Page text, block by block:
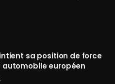
sa position de force
automobile européen